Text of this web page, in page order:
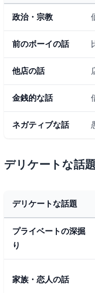
政治・宗教
前のボーイの話
他店の話
金銭的な話
ネガティブな話
デリケートな話題
デリケートな話題
プライベートの深掘
り
家族・恋人の話